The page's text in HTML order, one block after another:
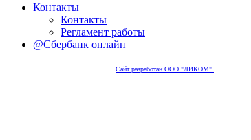
Контакты
Контакты
Регламент работы
@Сбербанк онлайн
Сайт разработан ООО "ЛИКОМ".